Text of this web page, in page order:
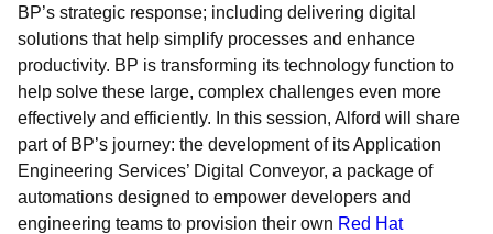
BP’s strategic response; including delivering digital
solutions that help simplify processes and enhance
productivity. BP is transforming its technology function to
help solve these large, complex challenges even more
effectively and efficiently. In this session, Alford will share
part of BP’s journey: the development of its Application
Engineering Services’ Digital Conveyor, a package of
automations designed to empower developers and
engineering teams to provision their own Red Hat